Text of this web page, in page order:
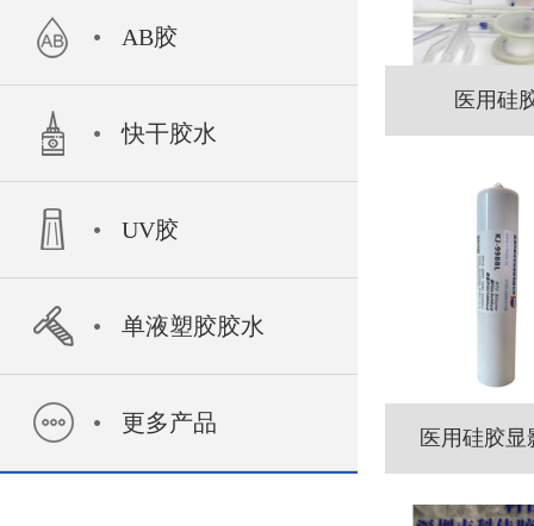
AB胶
快干胶水
UV胶
单液塑胶胶水
更多产品
医用硅
医用硅胶显